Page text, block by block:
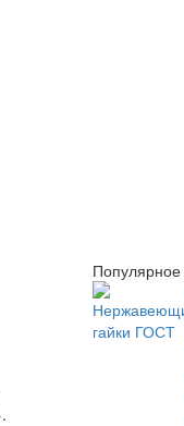
Популярное